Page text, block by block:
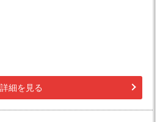
詳細を見る